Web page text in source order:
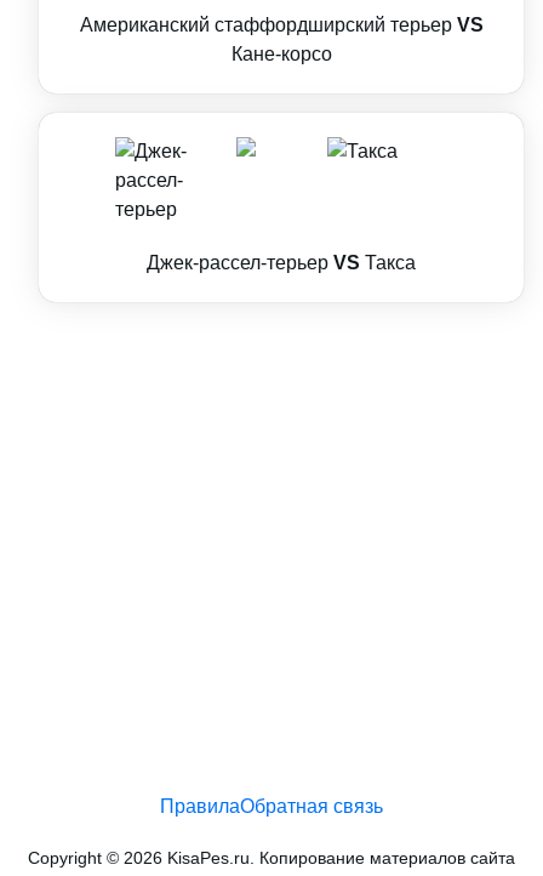
Американский стаффордширский терьер VS
Кане-корсо
Джек-рассел-терьер VS Такса
ПравилаОбратная связь
Copyright © 2026 KisaPes.ru. Копирование материалов сайта